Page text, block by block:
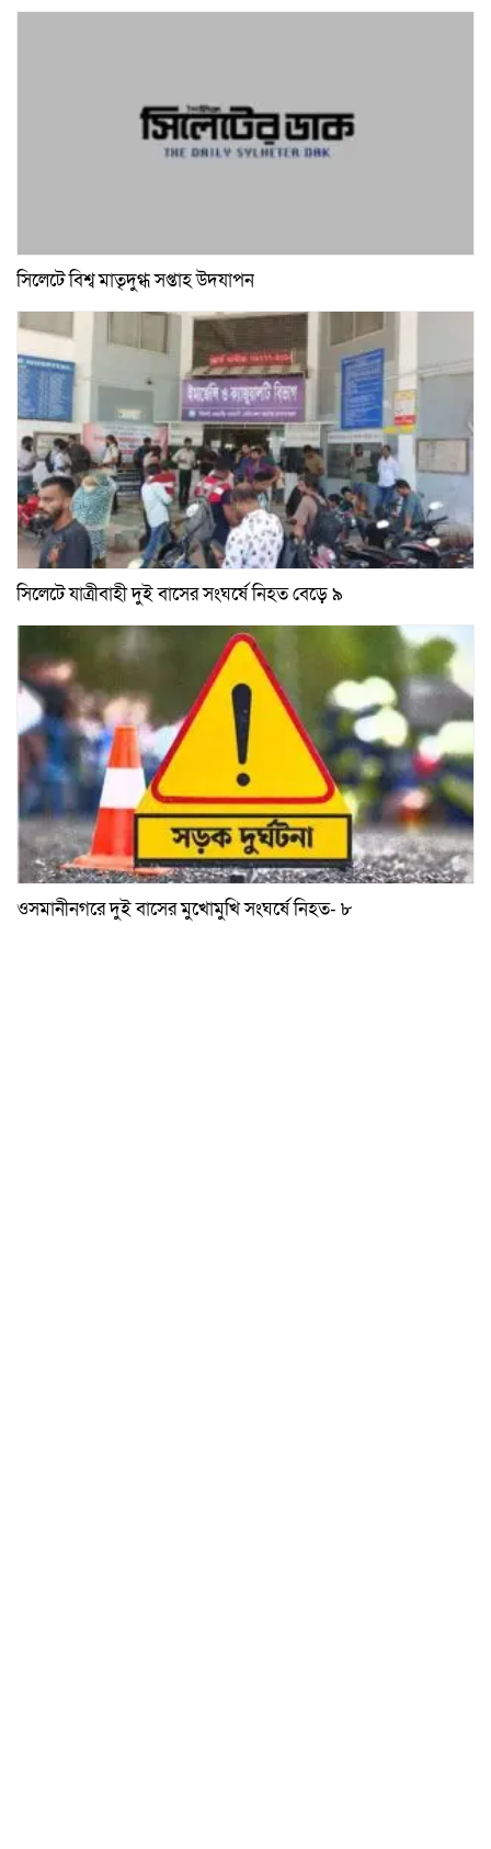
সিলেটে বিশ্ব মাতৃদুগ্ধ সপ্তাহ উদযাপন
সিলেটে যাত্রীবাহী দুই বাসের সংঘর্ষে নিহত বেড়ে ৯
ওসমানীনগরে দুই বাসের মুখোমুখি সংঘর্ষে নিহত- ৮